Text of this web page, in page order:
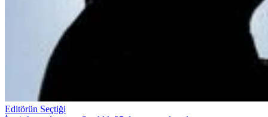
Editörün Seçtiği